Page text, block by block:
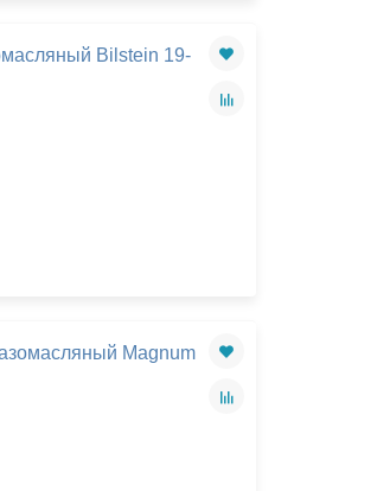
Bilstein 19-
Magnum